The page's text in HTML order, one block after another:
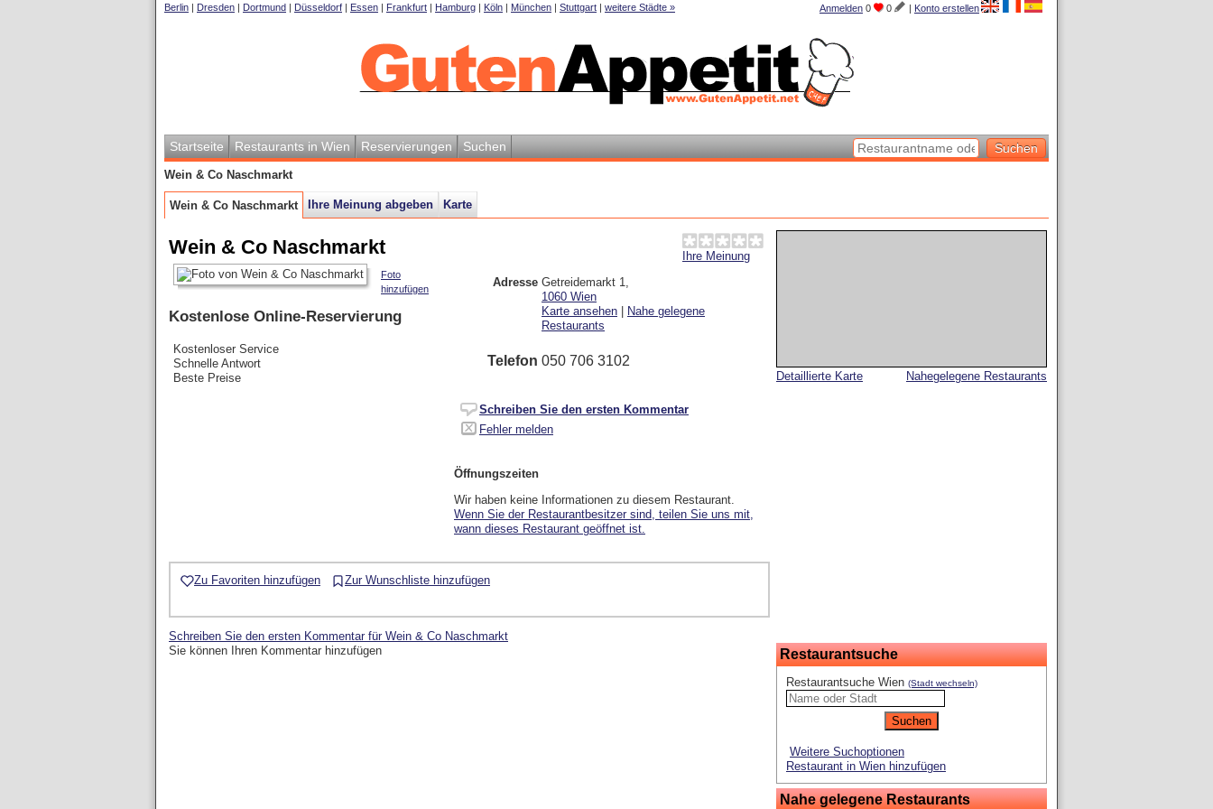
Anmelden 0 0 | Konto erstellen
Berlin | Dresden | Dortmund | Düsseldorf | Essen | Frankfurt | Hamburg | Köln | München | Stuttgart | weitere Städte »
Startseite Restaurants in Wien Reservierungen Suchen
Wein & Co Naschmarkt
Wein & Co Naschmarkt Ihre Meinung abgeben Karte
Nahegelegene Restaurants
Detaillierte Karte
Restaurantsuche
Restaurantsuche Wien (Stadt wechseln)
Weitere Suchoptionen
Restaurant in Wien hinzufügen
Nahe gelegene Restaurants
Ihre Meinung
Wein & Co Naschmarkt
Adresse Getreidemarkt 1,
1060 Wien
Karte ansehen
Nahe gelegene
Restaurants
Telefon 050 706 3102
Schreiben Sie den ersten Kommentar
Fehler melden
Öffnungszeiten
Wir haben keine Informationen zu diesem Restaurant.
Wenn Sie der Restaurantbesitzer sind, teilen Sie uns mit,
wann dieses Restaurant geöffnet ist.
Foto
hinzufügen
Kostenlose Online-Reservierung
Kostenloser Service
Schnelle Antwort
Beste Preise
Zu Favoriten hinzufügen Zur Wunschliste hinzufügen
Schreiben Sie den ersten Kommentar für Wein & Co Naschmarkt
Sie können Ihren Kommentar hinzufügen